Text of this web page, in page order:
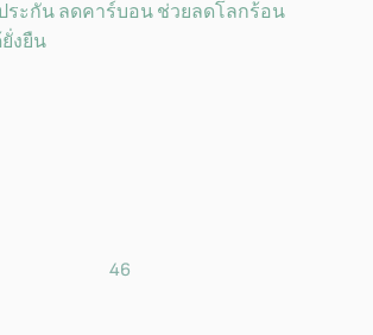
ระกัน ลดคาร์บอน ช่วยลดโลกร้อน
งยืน